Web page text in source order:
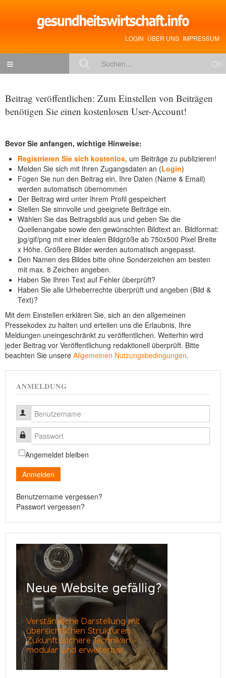
LOGIN ÜBER UNS IMPRESSUM
Gesundheitspolitik
Management
Medizin & Pharma
Gesundheit
Jobs & Karriere
Mitglieder-Beiträge
NEUER BEITRAG
Beitrag veröffentlichen: Zum Einstellen von Beiträgen
benötigen Sie einen kostenlosen User-Account!
Bevor Sie anfangen, wichtige Hinweise:
Registrieren Sie sich kostenlos, um Beiträge zu publizieren!
Melden Sie sich mit Ihren Zugangsdaten an (Login)
Fügen Sie nun den Beitrag ein, Ihre Daten (Name & Email)
werden automatisch übernommen
Der Beitrag wird unter Ihrem Profil gespeichert
Stellen Sie sinnvolle und geeignete Beiträge ein.
Wählen Sie das Beitragsbild aus und geben Sie die
Quellenangabe sowie den gewünschten Bildtext an. Bildformat:
jpg/gif/png mit einer idealen Bildgröße ab 750x500 Pixel Breite
x Höhe. Größere Bilder werden automatisch angepasst.
Den Namen des Bildes bitte ohne Sonderzeichen am besten
mit max. 8 Zeichen angeben.
Haben Sie Ihren Text auf Fehler überprüft?
Haben Sie alle Urheberrechte überprüft und angeben (Bild &
Text)?
Mit dem Einstellen erklären Sie, sich an den allgemeinen
Pressekodex zu halten und erteilen uns die Erlaubnis, Ihre
Meldungen uneingeschränkt zu veröffentlichen. Weiterhin wird
jeder Beitrag vor Veröffentlichung redaktionell überprüft. Bitte
beachten Sie unsere Allgemeinen Nutzungsbedingungen.
ANMELDUNG
Benutzername
Passwort
Angemeldet bleiben
Anmelden
Benutzername vergessen?
Passwort vergessen?